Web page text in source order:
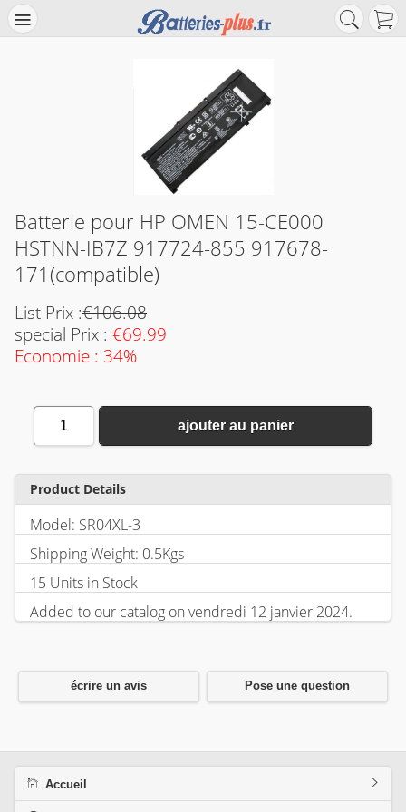
Batterie pour HP OMEN 15-CE000
HSTNN-IB7Z 917724-855 917678-
171(compatible)
List Prix :€106.08
special Prix : €69.99
Economie : 34%
1 ajouter au panier
Product Details
Model: SR04XL-3
Shipping Weight: 0.5Kgs
15 Units in Stock
Added to our catalog on vendredi 12 janvier 2024.
écrire un avis Pose une question
Accueil